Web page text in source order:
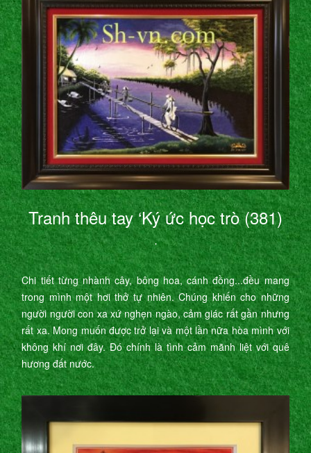
Tranh thêu tay ‘Ký ức học trò (381)
’
Chi tiết từng nhành cây, bông hoa, cánh đồng...đều mang
trong mình một hơi thở tự nhiên. Chúng khiến cho những
người người con xa xứ nghẹn ngào, cảm giác rất gần nhưng
rất xa. Mong muốn được trở lại và một lần nữa hòa mình với
không khí nơi đây. Đó chính là tình cảm mãnh liệt với quê
hương đất nước.